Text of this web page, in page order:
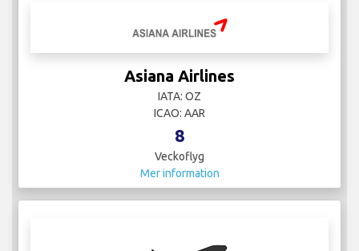
Asiana Airlines
IATA: OZ
ICAO: AAR
8
Veckoflyg
Mer information